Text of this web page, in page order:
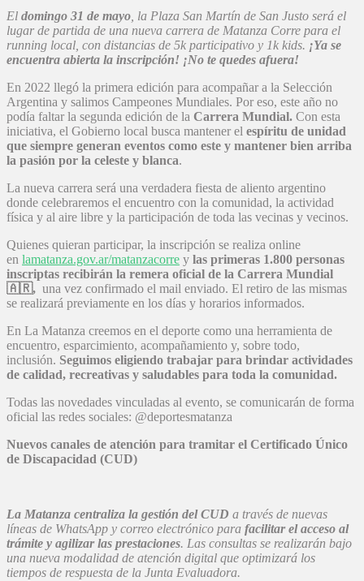
El domingo 31 de mayo , la Plaza San Martín de San Justo será el
lugar de partida de una nueva carrera de Matanza Corre para el
running local, con distancias de 5k participativo y 1k kids. ¡Ya se
encuentra abierta la inscripción! ¡No te quedes afuera!
En 2022 llegó la primera edición para acompañar a la Selección
Argentina y salimos Campeones Mundiales. Por eso, este año no
podía faltar la segunda edición de la Carrera Mundial. Con esta
iniciativa, el Gobierno local busca mantener el espíritu de unidad
que siempre generan eventos como este y mantener bien arriba
la pasión por la celeste y blanca.
La nueva carrera será una verdadera fiesta de aliento argentino
donde celebraremos el encuentro con la comunidad, la actividad
física y al aire libre y la participación de toda las vecinas y vecinos.
Quienes quieran participar, la inscripción se realiza online
en lamatanza.gov.ar/matanzacorre y las primeras 1.800 personas
inscriptas recibirán la remera oficial de la Carrera Mundial
🇦🇷, una vez confirmado el mail enviado. El retiro de las mismas
se realizará previamente en los días y horarios informados.
En La Matanza creemos en el deporte como una herramienta de
encuentro, esparcimiento, acompañamiento y, sobre todo,
inclusión. Seguimos eligiendo trabajar para brindar actividades
de calidad, recreativas y saludables para toda la comunidad.
Todas las novedades vinculadas al evento, se comunicarán de forma
oficial las redes sociales: @deportesmatanza
Nuevos canales de atención para tramitar el Certificado Único
de Discapacidad (CUD)
La Matanza centraliza la gestión del CUD a través de nuevas
líneas de WhatsApp y correo electrónico para facilitar el acceso al
trámite y agilizar las prestaciones. Las consultas se realizarán bajo
una nueva modalidad de atención digital que optimizará los
tiempos de respuesta de la Junta Evaluadora.